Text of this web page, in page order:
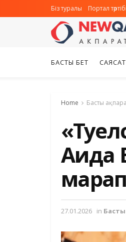
Біз туралы Портал тәртібі
БАСТЫ БЕТ САЯСАТ
Home Басты
Аида
27.01.2026 in Басты